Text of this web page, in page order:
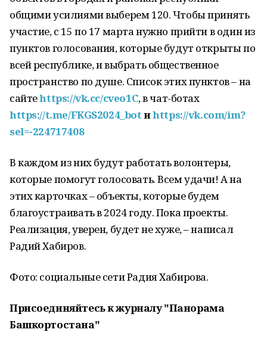
общими усилиями выберем 120. Чтобы принять
участие, с 15 по 17 марта нужно прийти в один из
пунктов голосования, которые будут открыты по
всей республике, и выбрать общественное
пространство по душе. Список этих пунктов – на
сайтеhttps://vk.cc/cveo1C, в чат-ботах
https://t.me/FKGS2024_botиhttps://vk.com/im?
sel=-224717408
В каждом из них будут работать волонтеры,
которые помогут голосовать. Всем удачи! А на
этих карточках – объекты, которые будем
благоустраивать в 2024 году. Пока проекты.
Реализация, уверен, будет не хуже, – написал
Радий Хабиров.
Фото: социальные сети Радия Хабирова.
Присоединяйтесь к журналу "Панорама
Башкортостана"